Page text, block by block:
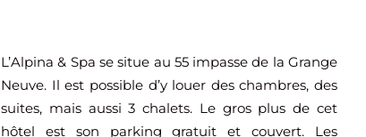
L’Alpina & Spa se situe au 55 impasse de la Grange
Neuve. Il est possible d’y louer des chambres, des
suites, mais aussi 3 chalets. Le gros plus de cet
hôtel est son parking gratuit et couvert. Les